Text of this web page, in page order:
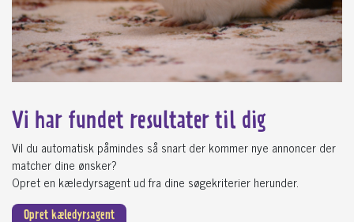
Vi har fundet resultater til dig
Vil du automatisk påmindes så snart der kommer nye annoncer der
matcher dine ønsker?
Opret en kæledyrsagent ud fra dine søgekriterier herunder.
Opret kæledyrsagent